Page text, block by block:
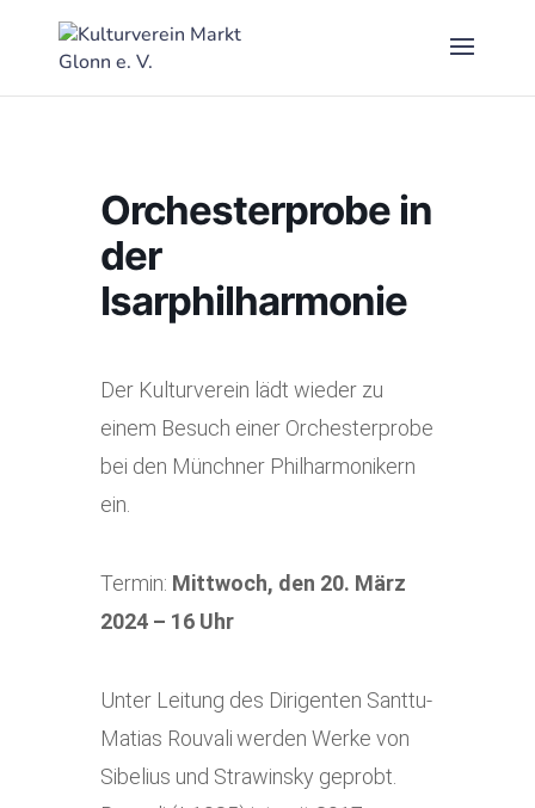
Orchesterprobe in
der
Isarphilharmonie
Der Kulturverein lädt wieder zu
einem Besuch einer Orchesterprobe
bei den Münchner Philharmonikern
ein.
Termin: Mittwoch, den 20. März
2024 – 16 Uhr
Unter Leitung des Dirigenten Santtu-
Matias Rouvaliwerden Werke von
Sibelius und Strawinsky geprobt.